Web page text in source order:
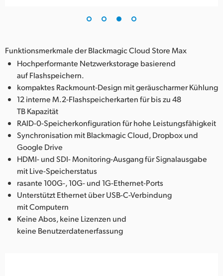
Funktionsmerkmale der Blackmagic Cloud Store Max
Hochperformante Netzwerkstorage basierend
auf Flashspeichern.
kompaktes Rackmount-Design mit geräuscharmer Kühlung
12 interne M.2-Flashspeicherkarten für bis zu 48
TB Kapazität
RAID-0-Speicherkonfiguration für hohe Leistungsfähigkeit
Synchronisation mit Blackmagic Cloud, Dropbox und
Google Drive
HDMI- und SDI- Monitoring-Ausgang für Signalausgabe
mit Live-Speicherstatus
rasante 100G-, 10G- und 1G-Ethernet-Ports
Unterstützt Ethernet über USB-C-Verbindung
mit Computern
Keine Abos, keine Lizenzen und
keine Benutzerdatenerfassung